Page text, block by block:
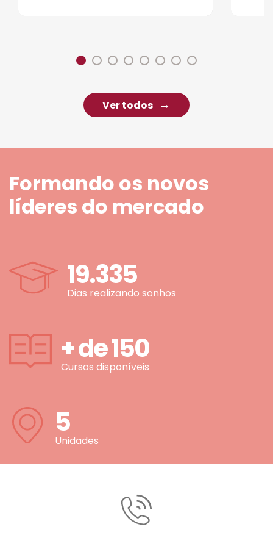
Ver todos
Formando os novos
líderes do mercado
19.335
Dias realizando sonhos
+ de150
Cursos disponíveis
5
Unidades